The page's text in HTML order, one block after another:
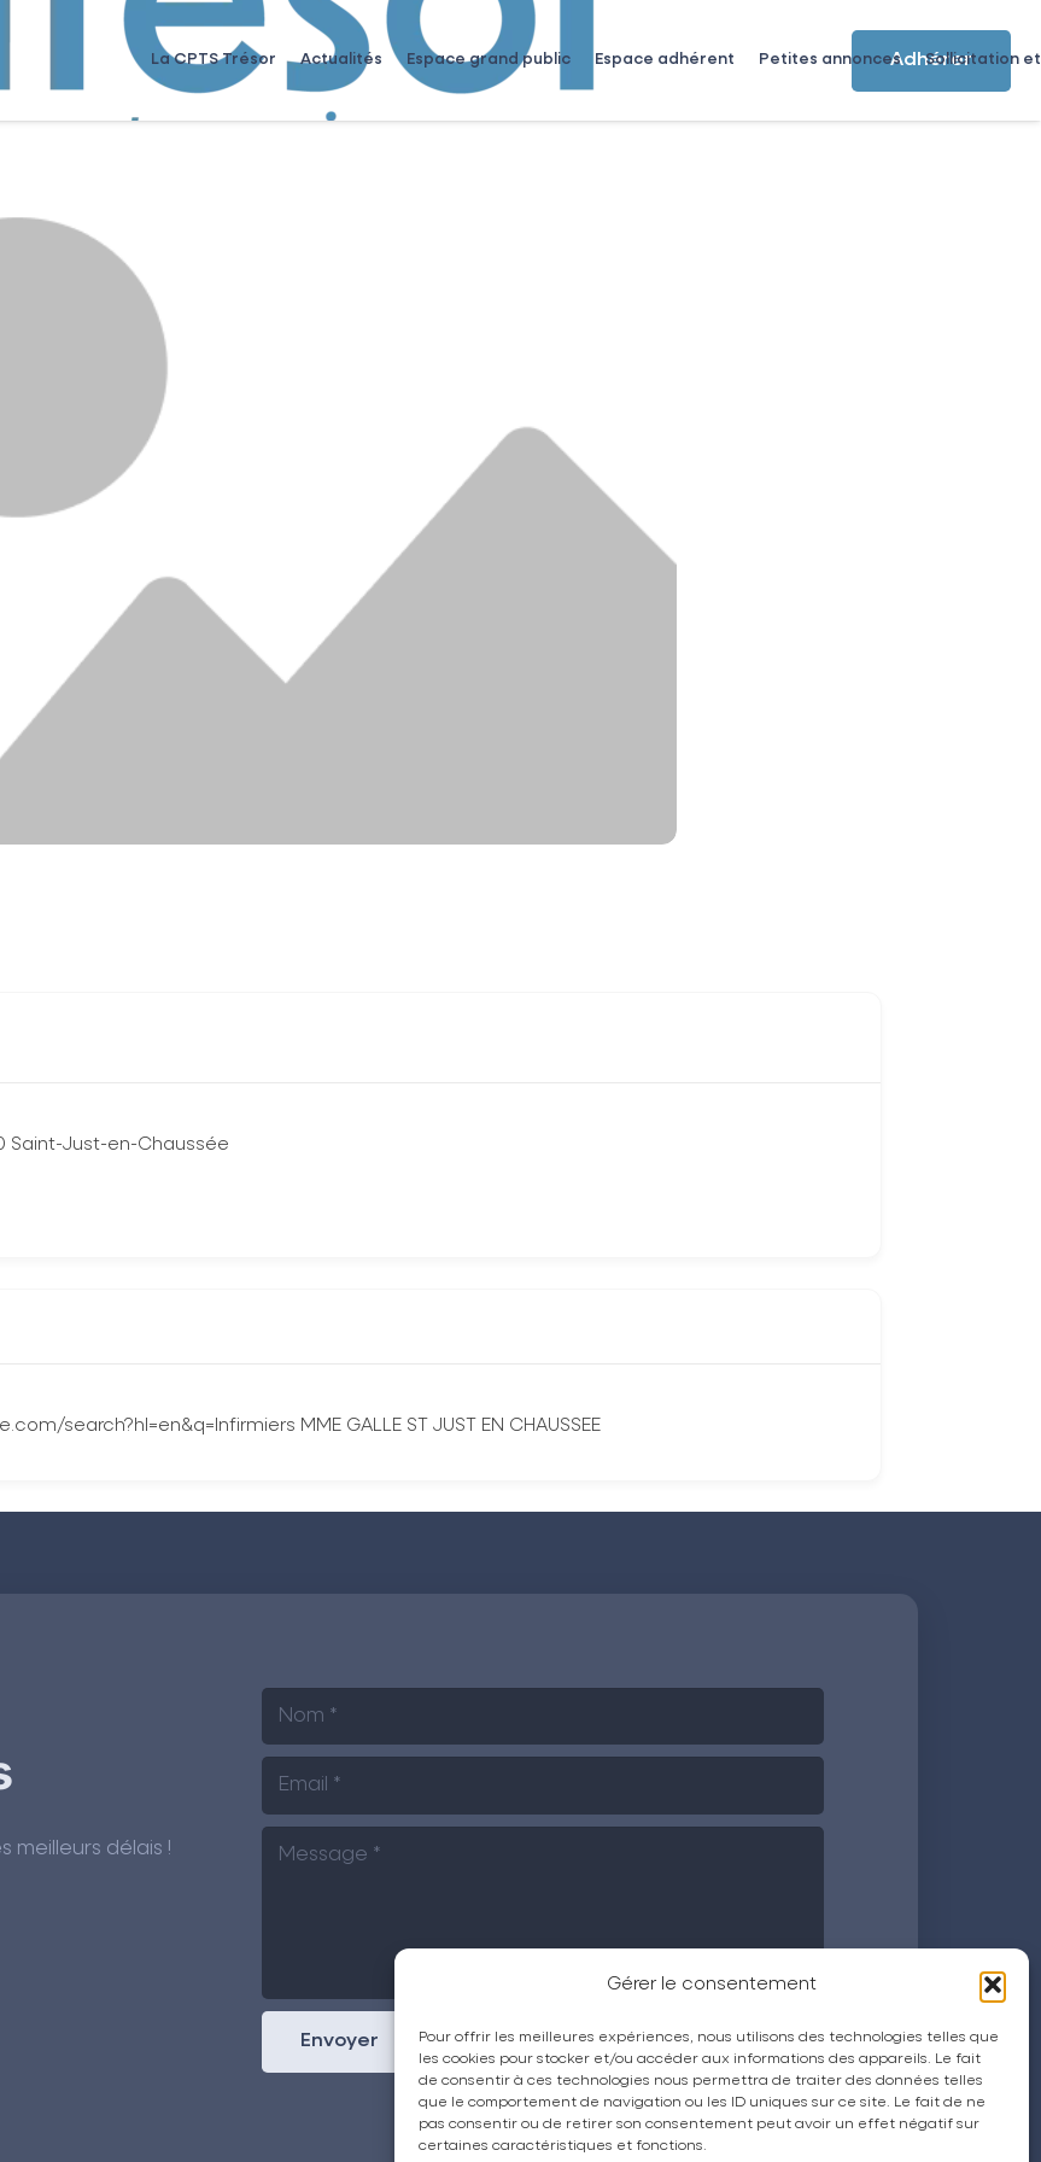
Gérer le consentement
Pour offrir les meilleures expériences, nous utilisons des technologies telles que
les cookies pour stocker et/ou accéder aux informations des appareils. Le fait
de consentir à ces technologies nous permettra de traiter des données telles
que le comportement de navigation ou les ID uniques sur ce site. Le fait de ne
pas consentir ou de retirer son consentement peut avoir un effet négatif sur
certaines caractéristiques et fonctions.
La CPTS Trésor Actualités Espace grand public Espace adhérent Petites annonces Sollicitation et
Adhérer
Saint-Just-en-Chaussée
search?hl=en&q=Infirmiers MME GALLE ST JUST EN CHAUSSEE
meilleurs délais !
Envoyer